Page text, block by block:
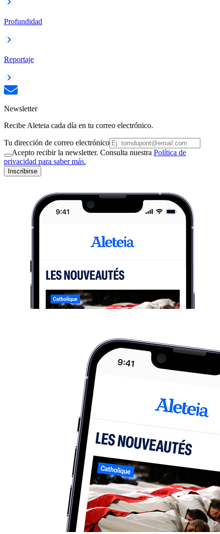
Profundidad
Reportaje
Newsletter
Recibe Aleteia cada día en tu correo electrónico.
Tu dirección de correo electrónico
Acepto recibir la newsletter. Consulta nuestra Política de
privacidad para saber más.
Inscribirse